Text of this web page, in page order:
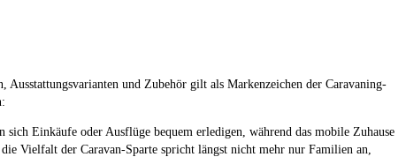
und Zubehör gilt als Markenzeichen der Caravaning-
Einkäufe oder Ausflüge bequem erledigen, während das mobile Zuhause
Vielfalt der Caravan-Sparte spricht längst nicht mehr nur Familien an,